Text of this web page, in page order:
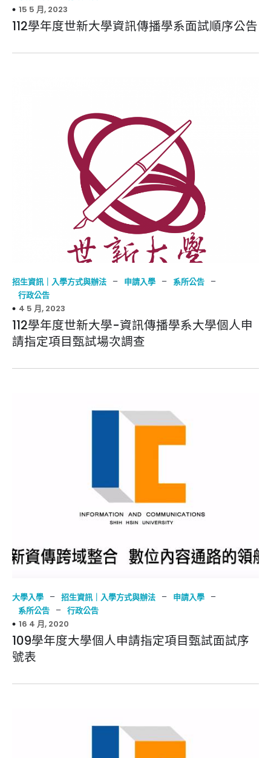
15 5 月, 2023
112學年度世新大學資訊傳播學系面試順序公告
招生資訊｜入學方式與辦法 – 申請入學 – 系所公告 –
行政公告
4 5 月, 2023
112學年度世新大學-資訊傳播學系大學個人申
請指定項目甄試場次調查
大學入學 – 招生資訊｜入學方式與辦法 – 申請入學 –
系所公告 – 行政公告
16 4 月, 2020
109學年度大學個人申請指定項目甄試面試序
號表